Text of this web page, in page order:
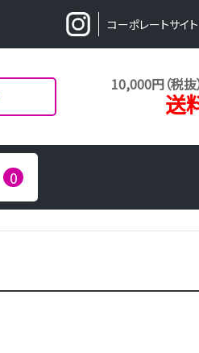
コーポレートサイト
10,000円（税
送
0